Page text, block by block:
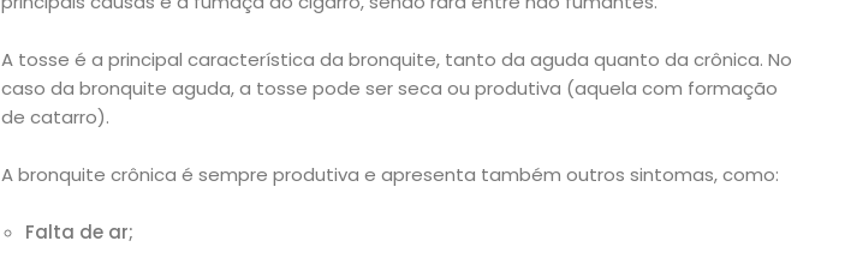
A tosse é a principal característica da bronquite, tanto da aguda quanto da crônica. No
caso da bronquite aguda, a tosse pode ser seca ou produtiva (aquela com formação
de catarro).
A bronquite crônica é sempre produtiva e apresenta também outros sintomas, como:
Falta de ar;